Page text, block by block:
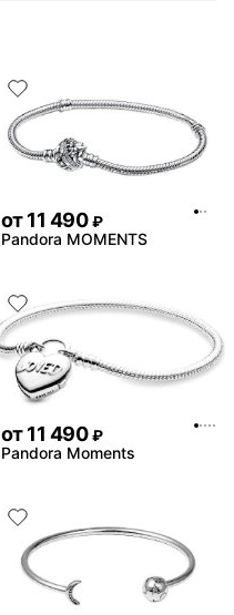
от11 490 ₽
Pandora MOMENTS
от11 490 ₽
Pandora Moments